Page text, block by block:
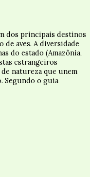
dos principais destinos
de aves. A diversidade
do estado (Amazônia,
estrangeiros
natureza que unem
Segundo o guia